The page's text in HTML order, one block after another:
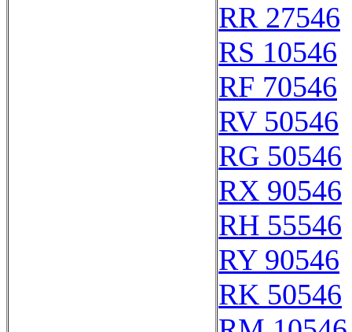
RR 27546
RS 10546
RF 70546
RV 50546
RG 50546
RX 90546
RH 55546
RY 90546
RK 50546